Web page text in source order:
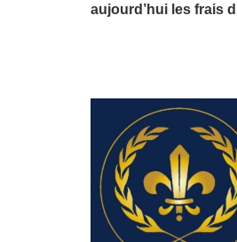
aujourd’hui les frais